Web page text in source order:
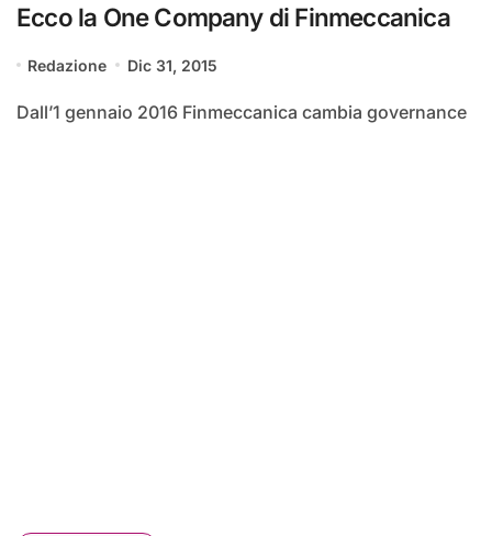
Ecco la One Company di Finmeccanica
Redazione Dic 31, 2015
Dall’1 gennaio 2016 Finmeccanica cambia governance